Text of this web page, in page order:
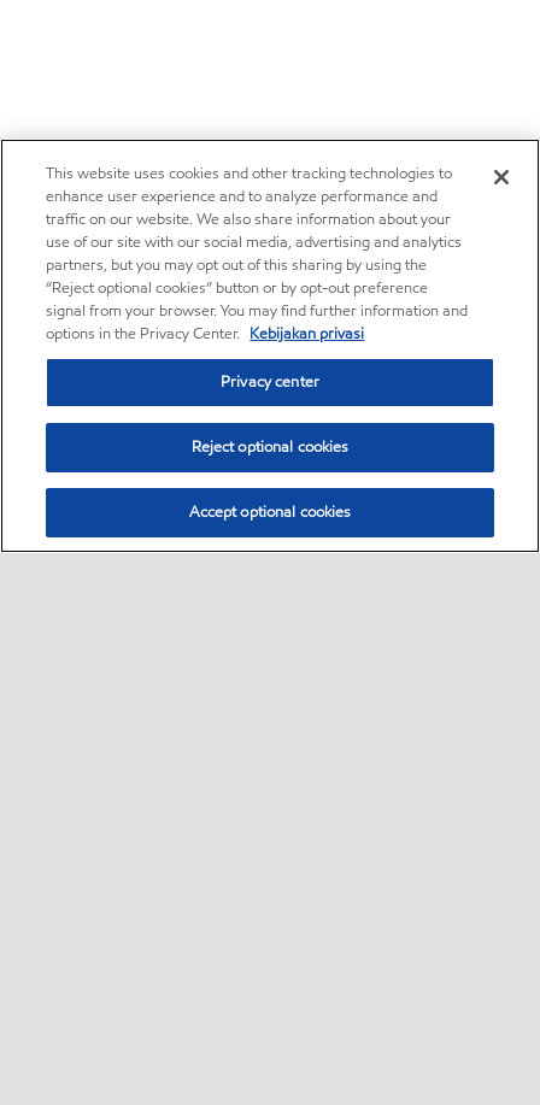
This website uses cookies and other tracking technologies to
enhance user experience and to analyze performance and
traffic on our website. We also share information about your
use of our site with our social media, advertising and analytics
partners, but you may opt out of this sharing by using the
“Reject optional cookies” button or by opt-out preference
signal from your browser. You may find further information and
options in the Privacy Center. Kebijakan privasi
Privacy center
Reject optional cookies
Accept optional cookies